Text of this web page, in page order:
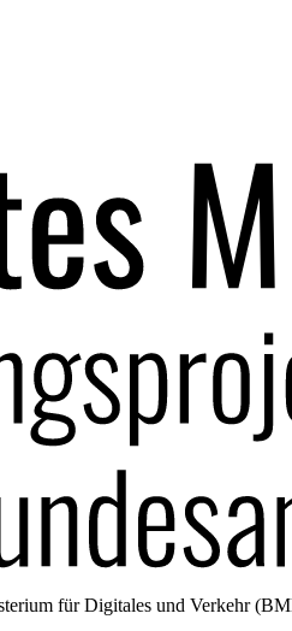
für Digitales und Verkehr